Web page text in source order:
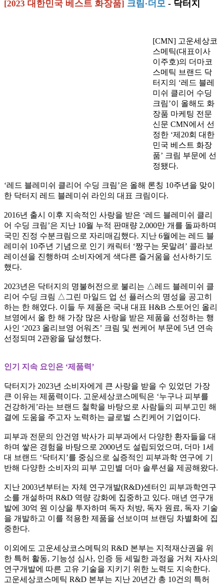
[2023 대한민국 베스트 화장품] 크림·더모 - 닥터지
[CMN] 고운세상코
스메틱(대표이사
이주호)의 더마코
스메틱 브랜드 닥
터지의 ‘레드 블레
미쉬 클리어 수딩
크림’이 올해도 화
장품 마케팅 전문
신문 CMN에서 선
정한 ‘제 20회 대한
민국 베스트 화장
품’ 크림 부문에 선
정됐다.
‘레드 블레미쉬 클리어 수딩 크림’은 올해 론칭 10주년을 맞이
한 닥터지 레드 블레미쉬 라인의 대표 크림이다.
2016년 출시 이후 지속적인 사랑을 받은 ‘레드 블레미쉬 클리
어 수딩 크림’은 지난 10월 누적 판매량 2,000만 개를 돌파하며
국민 진정 수분크림으로 자리매김했다. 지난 6월에는 레드 블
레미쉬 10주년 기념으로 인기 캐릭터 ‘짱구는 못말려 ’ 콜라보
레이션을 진행하며 소비자에게 색다른 즐거움을 선사하기도
했다.
2023년은 닥터지의 명불허전으로 불리는 △레드 블레미쉬 클
리어 수딩 크림 △ 그린 마일드 업 선 플러스의 명성을 공고히
하는 한 해였다. 이들 두 제품은 국내 대표 H&B 스토어인 올리
브영에서 올 한 해 가장 많은 사랑을 받은 제품을 선정하는 행
사인 ‘2023 올리브영 어워즈’ 크림 및 썬케어 부문에 5년 연속
선정되며 2관왕을 달성했다.
인기 지속 요인은 ‘제품력 ’
닥터지가 2023년 소비자에게 큰 사랑을 받을 수 있었던 가장
큰 이유는 제품력이다. 고운세상코스메틱은 ‘누구나 피부를
건강하게 ’라는 브랜드 철학을 바탕으로 사람들의 피부고민 해
결에 도움을 주고자 노력하는 글로벌 스킨케어 기업이다.
피부과 전문의 안건영 박사가 피부과에서 다양한 환자들을 대
하며 쌓은 경험을 바탕으로 2000년도 설립되었으며 , 더마 1세
대 브랜드 ‘닥터지 ’를 중심으로 실증적인 피부과학 연구에 기
반해 다양한 소비자의 피부 고민별 더마 솔루션을 제공해왔다.
지난 2003년부터는 자체 연구개발(R&D)센터인 피부과학연구
소를 개설하며 R&D 역량 강화에 집중하고 있다. 매년 연구개
발에 30억 원 이상을 투자하며 독자 처방, 독자 원료, 독자 기술
을 개발하고 이를 적용한 제품을 선보이며 브랜딩 차별화에 집
중한다.
이외에도 고운세상코스메틱의 R&D 본부는 지적재산권을 위
한 특허 활동, 기능성 심사, 인증 등 세밀한 과정을 거쳐 자사의
연구개발에 따른 고유 기술을 지키기 위한 노력도 지속한다.
고운세상코스메틱 R&D 본부는 지난 20년간 총 10건의 특허